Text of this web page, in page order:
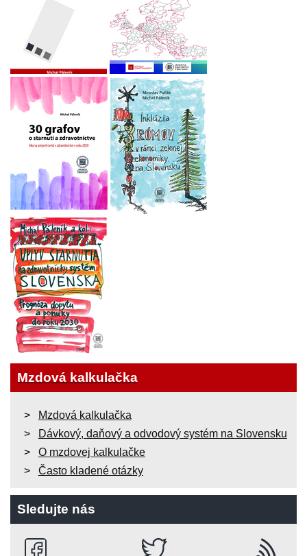
Mzdová kalkulačka
Mzdová kalkulačka
Dávkový, daňový a odvodový systém na Slovensku
O mzdovej kalkulačke
Často kladené otázky
Sledujte nás